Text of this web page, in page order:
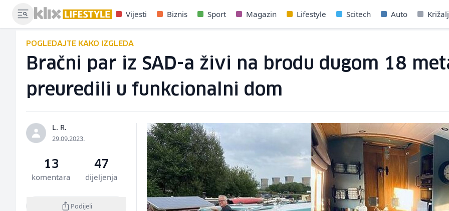
Vijesti Biznis Sport Magazin Lifestyle Scitech Auto
POGLEDAJTE KAKO IZGLEDA
Bračni par iz SAD-a živi na brodu dugom 18
preuredili u funkcionalni dom
L. R.
29.09.2023.
13
komentara
47
dijeljenja
Podijeli